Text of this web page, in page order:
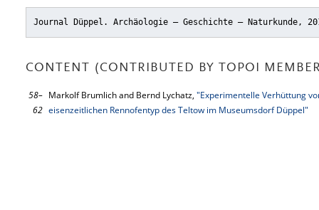
Journal Düppel. Archäologie – Geschichte – Naturkunde,
CONTENT (CONTRIBUTED BY TOPOI
58–
62
Markolf Brumlich and Bernd Lychatz, "Experimentelle Verhüttung
eisenzeitlichen Rennofentyp des Teltow im Museumsdorf Düppel"